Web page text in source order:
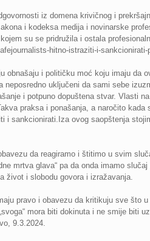
iz domena krivičnog i
i kodeksa medija i novinarske
su se pridružila i ostala
hitno-istraziti-i-
obnašaju i političku moć koju imaju da
uključeni da sami sebe
i potpuno dopuštena stvar. Vlasti
praksa i ponašanja, a naročito
i sankcionirati.Iza ovog saopštenja
da reagiramo i štitimo u svim
mrtva glava“ pa da onda imamo
život i slobodu govora i izražavanja.
pravo i obavezu da kritikuju sve što
mora biti dokinuta i ne smije biti
9.3.2024.